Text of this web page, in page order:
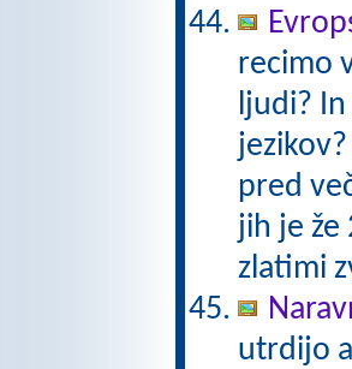
recimo
ljudi?
pred
jih je že
zlatimi
utrdijo